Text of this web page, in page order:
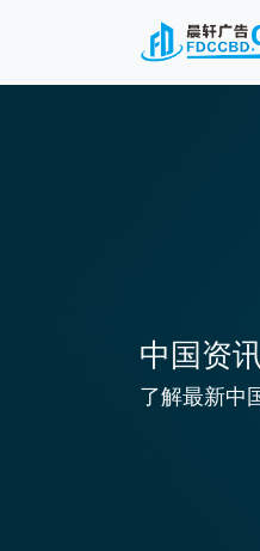
中国资
了解最新中